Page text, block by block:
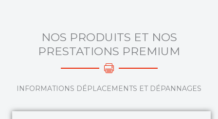
NOS PRODUITS ET NOS
PRESTATIONS PREMIUM
INFORMATIONS DÉPLACEMENTS ET DÉPANNAGES